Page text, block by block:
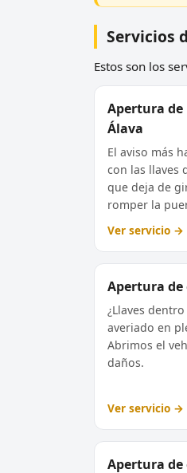
Servicios
Estos son los
Apertura de
Álava
El aviso más
con las llaves
que deja de
romper la
Ver servicio →
Apertura de
¿Llaves
averiado en
Abrimos el
daños.
Ver servicio →
Apertura de